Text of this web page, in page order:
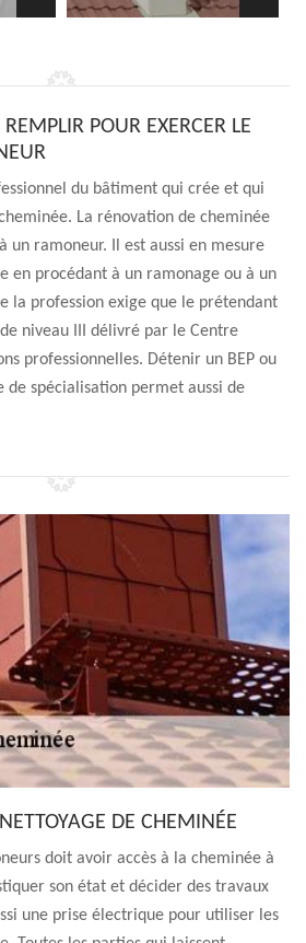
POUR EXERCER LE
du bâtiment qui crée et qui
La rénovation de cheminée
un ramoneur. Il est aussi en mesure
en procédant à un ramonage ou à un
la profession exige que le prétendant
niveau III délivré par le Centre
professionnelles. Détenir un BEP ou
de spécialisation permet aussi de
DE CHEMINÉE
doit avoir accès à la cheminée à
son état et décider des travaux
une prise électrique pour utiliser les